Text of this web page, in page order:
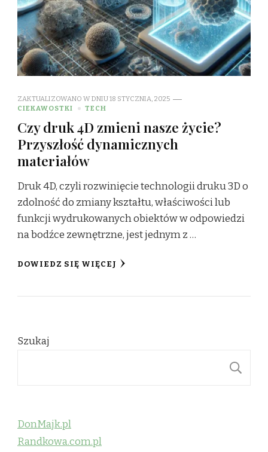
ZAKTUALIZOWANO W DNIU18 STYCZNIA, 2025
CIEKAWOSTKI
TECH
Czy druk 4D zmieni nasze życie?
Przyszłość dynamicznych
materiałów
Druk 4D, czyli rozwinięcie technologii druku 3D o
zdolność do zmiany kształtu, właściwości lub
funkcji wydrukowanych obiektów w odpowiedzi
na bodźce zewnętrzne, jest jednym z …
DOWIEDZ SIĘ WIĘCEJ
Szukaj
DonMajk.pl
Randkowa.com.pl